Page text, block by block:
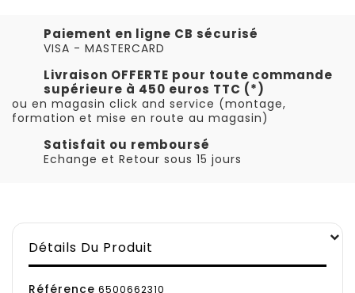
Paiement en ligne CB sécurisé
VISA - MASTERCARD
Livraison OFFERTE pour toute commande
supérieure à 450 euros TTC (*)
ou en magasin click and service (montage,
formation et mise en route au magasin)
Satisfait ou remboursé
Echange et Retour sous 15 jours
Détails Du Produit
Référence 6500662310